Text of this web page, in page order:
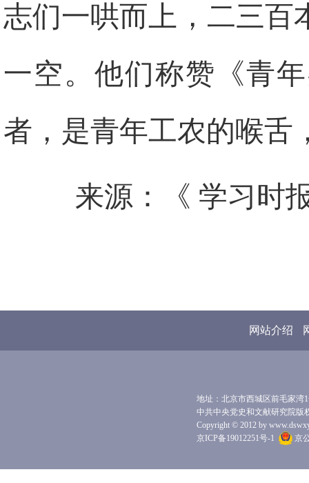
志们一哄而上，二三百
一空。他们称赞《青
者，是青年工农的喉舌
来源：《 学习时
网站介绍
地址：北京市西城区前毛家湾
中共中央党史和文献研究院版
Copyright © 2012 by
京ICP备19012251号-1
京